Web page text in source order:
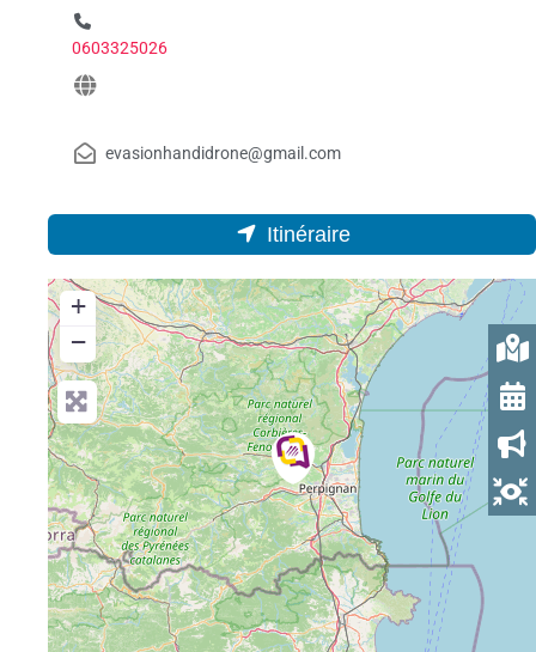
0603325026
evasionhandidrone@gmail.com
Itinéraire
+
−